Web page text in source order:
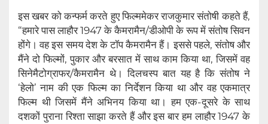
इस खबर को कन्फर्म करते हुए फिल्ममेकर राजकुमार संतोषी कहते हैं,
“हमारे पास लाहौर 1947 के कैमरामैन/डीओपी के रूप में संतोष सिवन
होंगे। वह इस समय देश के टॉप कैमरामैन हैं। इससे पहले, संतोष और
मैंने दो फिल्मों, पुकार और बरसात में साथ काम किया था, जिसमें वह
सिनेमैटोग्राफर/कैमरामैन थे। दिलचस्प बात यह है कि संतोष ने
‘हेलो’ नाम की एक फिल्म का निर्देशन किया था और वह एकमात्र
फिल्म थी जिसमें मैंने अभिनय किया था। हम एक-दूसरे के साथ
दशकों पुराना रिश्ता साझा करते हैं और इस बार हम लाहौर 1947 के